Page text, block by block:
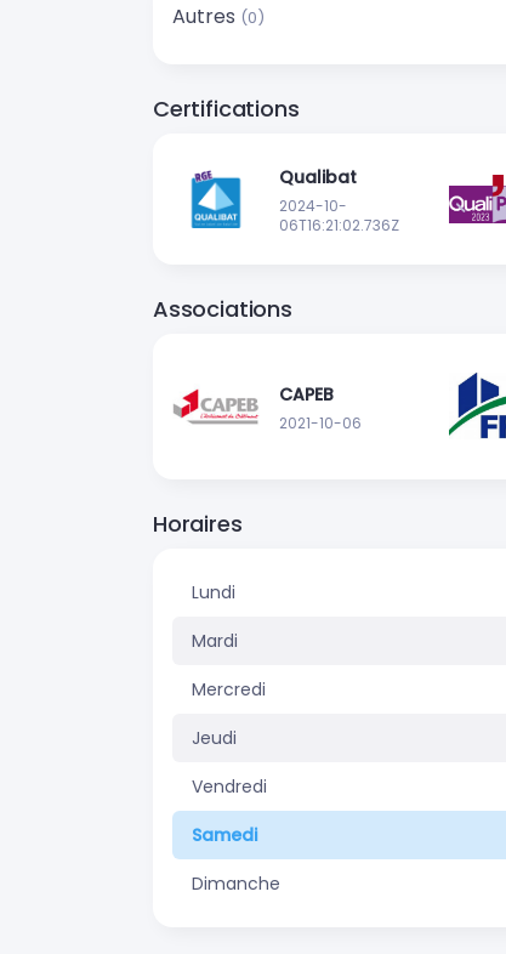
Autres (0)
Certifications
Qualibat
2024-10-
06T16:21:02.736Z
Associations
CAPEB
2021-10-06
Horaires
Lundi
Mardi
Mercredi
Jeudi
Vendredi
Samedi
Dimanche